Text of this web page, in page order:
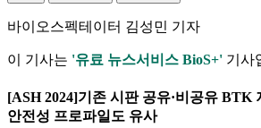
바이오스펙테이터 김성민 기자
이 기사는 '유료 뉴스서비스 BioS+' 기사
[ASH 2024]기존 시판 공유·비공유 BTK
안전성 프로파일도 유사